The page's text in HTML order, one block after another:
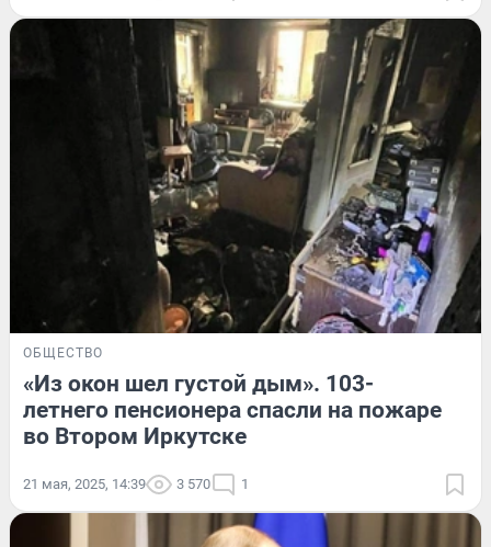
ОБЩЕСТВО
«Из окон шел густой дым». 103-
летнего пенсионера спасли на пожаре
во Втором Иркутске
21 мая, 2025, 14:39 3 570 1